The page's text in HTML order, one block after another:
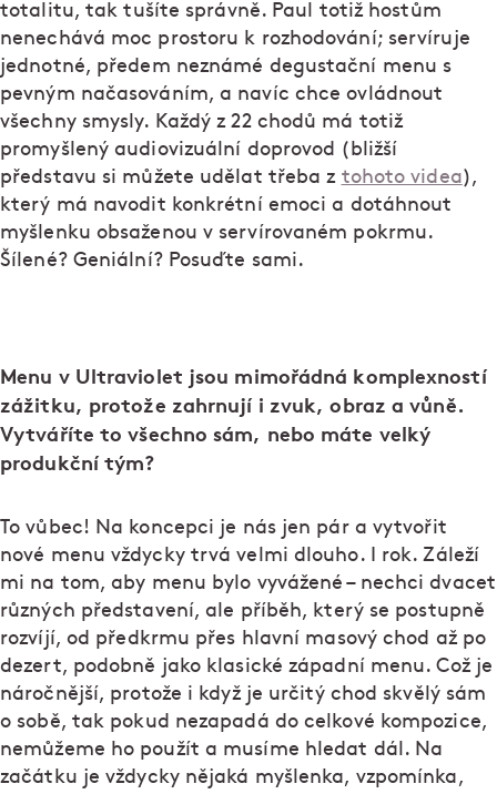
totalitu, tak tušíte správně. Paul totiž hostům
nenechává moc prostoru k rozhodování; servíruje
jednotné, předem neznámé degustační menu s
pevným načasováním, a navíc chce ovládnout
všechny smysly. Každý z 22 chodů má totiž
promyšlený audiovizuální doprovod (bližší
představu si můžete udělat třeba z tohoto videa),
který má navodit konkrétní emoci a dotáhnout
myšlenku obsaženou v servírovaném pokrmu.
Šílené? Geniální? Posuďte sami.
Menu v Ultraviolet jsou mimořádná komplexností
zážitku, protože zahrnují i zvuk, obraz a vůně.
Vytváříte to všechno sám, nebo máte velký
produkční tým?
To vůbec! Na koncepci je nás jen pár a vytvořit
nové menu vždycky trvá velmi dlouho. I rok. Záleží
mi na tom, aby menu bylo vyvážené – nechci dvacet
různých představení, ale příběh, který se postupně
rozvíjí, od předkrmu přes hlavní masový chod až po
dezert, podobně jako klasické západní menu. Což je
náročnější, protože i když je určitý chod skvělý sám
o sobě, tak pokud nezapadá do celkové kompozice,
nemůžeme ho použít a musíme hledat dál. Na
začátku je vždycky nějaká myšlenka, vzpomínka,